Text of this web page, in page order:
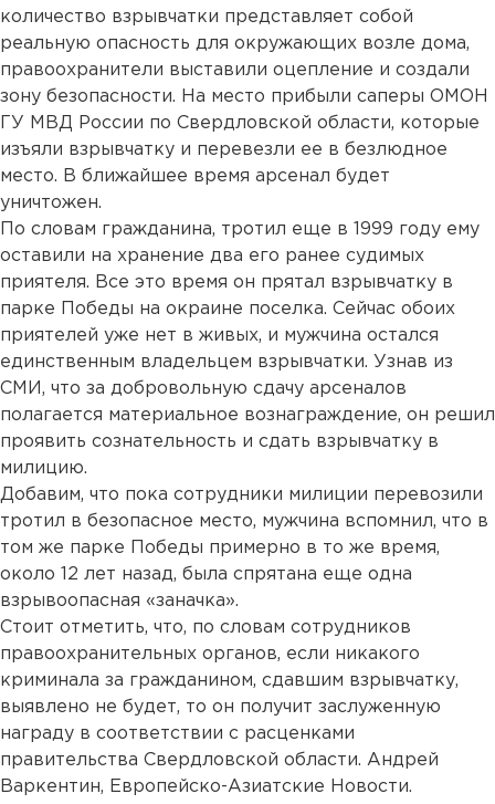
количество взрывчатки представляет собой
реальную опасность для окружающих возле дома,
правоохранители выставили оцепление и создали
зону безопасности. На место прибыли саперы ОМОН
ГУ МВД России по Свердловской области, которые
изъяли взрывчатку и перевезли ее в безлюдное
место. В ближайшее время арсенал будет
уничтожен.
По словам гражданина, тротил еще в 1999 году ему
оставили на хранение два его ранее судимых
приятеля. Все это время он прятал взрывчатку в
парке Победы на окраине поселка. Сейчас обоих
приятелей уже нет в живых, и мужчина остался
единственным владельцем взрывчатки. Узнав из
СМИ, что за добровольную сдачу арсеналов
полагается материальное вознаграждение, он решил
проявить сознательность и сдать взрывчатку в
милицию.
Добавим, что пока сотрудники милиции перевозили
тротил в безопасное место, мужчина вспомнил, что в
том же парке Победы примерно в то же время,
около 12 лет назад, была спрятана еще одна
взрывоопасная «заначка».
Стоит отметить, что, по словам сотрудников
правоохранительных органов, если никакого
криминала за гражданином, сдавшим взрывчатку,
выявлено не будет, то он получит заслуженную
награду в соответствии с расценками
правительства Свердловской области. Андрей
Варкентин, Европейско-Азиатские Новости.